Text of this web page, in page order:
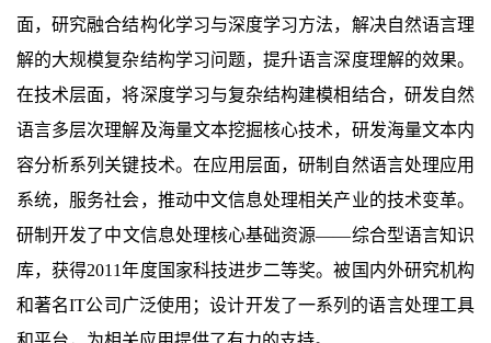
面，研究融合结构化学习与深度学习方法，解决自然语言理
解的大规模复杂结构学习问题，提升语言深度理解的效果。
在技术层面，将深度学习与复杂结构建模相结合，研发自然
语言多层次理解及海量文本挖掘核心技术，研发海量文本内
容分析系列关键技术。在应用层面，研制自然语言处理应用
系统，服务社会，推动中文信息处理相关产业的技术变革。
研制开发了中文信息处理核心基础资源——综合型语言知识
库，获得2011年度国家科技进步二等奖。被国内外研究机构
和著名IT公司广泛使用；设计开发了一系列的语言处理工具